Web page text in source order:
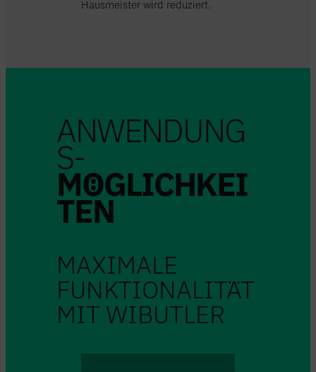
Hausmeister wird reduziert.
ANWENDUNG
S-
MÖGLICHKEI
TEN
MAXIMALE
FUNKTIONALITÄT
MIT WIBUTLER